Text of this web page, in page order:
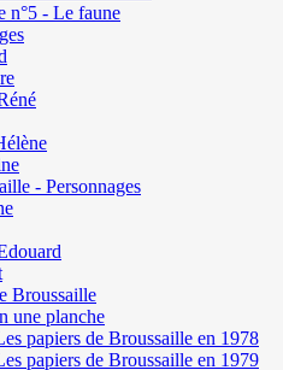
n°5 - Le faune
- Personnages
Broussaille
une planche
papiers de Broussaille en 1978
papiers de Broussaille en 1979